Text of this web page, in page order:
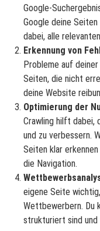
Google-
Google deine
dabei, alle
Erkennung von
Probleme auf
Seiten, die nicht
deine Website
Optimierung der
Crawling hilft dabei,
und zu verbessern.
Seiten klar
die Navigation.
eigene Seite
Wettbewerbern. Du
strukturiert sind und